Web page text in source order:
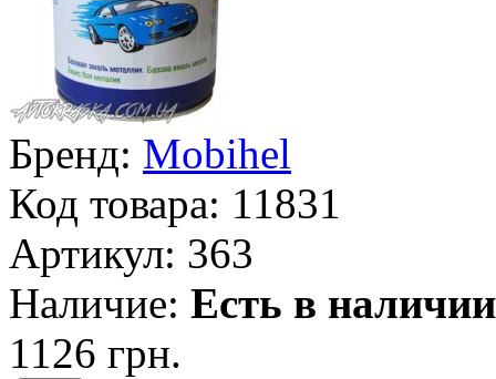
Бренд: Mobihel
Код товара: 11831
Артикул: 363
Наличие: Есть в наличии
1126 грн.